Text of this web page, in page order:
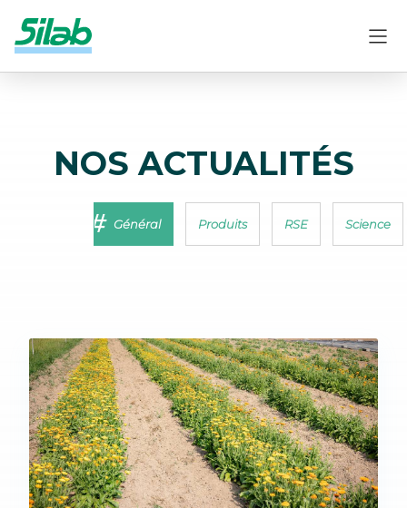
NOS ACTUALITÉS
Général Produits RSE Science